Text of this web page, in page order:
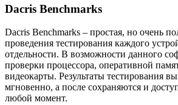
Dacris Benchmarks
Dacris Benchmarks – простая, но очень
проведения тестирования каждого
отдельности. В возможности данного
проверки процессора, оперативной
видеокарты. Результаты тестирования
мгновенно, а после сохраняются и
любой момент.